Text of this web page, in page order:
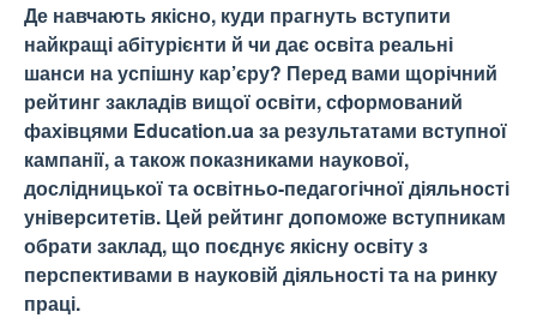
Де навчають якісно, куди прагнуть вступити
найкращі абітурієнти й чи дає освіта реальні
шанси на успішну кар’єру? Перед вами щорічний
рейтинг закладів вищої освіти, сформований
фахівцями Education.ua за результатами вступної
кампанії, а також показниками наукової,
дослідницької та освітньо-педагогічної діяльності
університетів. Цей рейтинг допоможе вступникам
обрати заклад, що поєднує якісну освіту з
перспективами в науковій діяльності та на ринку
праці.